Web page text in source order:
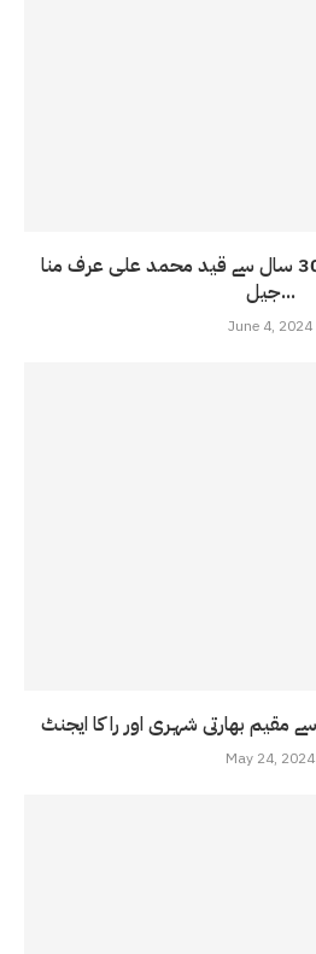
ممبئی حملہ کیس میں30 سال سے قید محمد علی عرف منا
جیل...
June 4, 2024
May 24, 2024